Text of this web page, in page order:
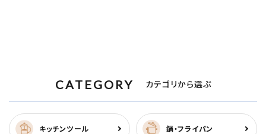
CATEGORY カテゴリから選ぶ
キッチンツール 鍋・フライパン